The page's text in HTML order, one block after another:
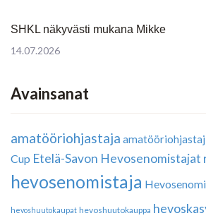
SHKL näkyvästi mukana Mikke
14.07.2026
Avainsanat
amatööriohjastaja
Cup Etelä-Savon Hevosenomistajat
hevosenomistaja
hevoshuutokaupat hevoshuutokauppa